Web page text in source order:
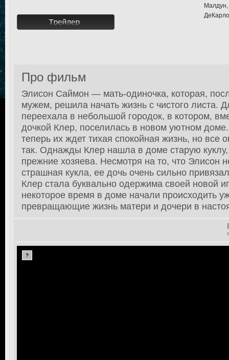
Про фильм
Элисон Саймон — мать-одиночка, которая,
мужем, решила начать жизнь с чистого листа.
переехала в небольшой городок, в котором,
дочкой Клер, поселилась в новом уютном
теперь их ждет тихая спокойная жизнь, но все
так. Однажды Клер нашла в доме старую
прежние хозяева. Несмотря на то, что Элисон
страшная кукла, ее дочь очень сильно
Клер стала буквально одержима своей новой
некоторое время в доме начали происходить
превращающие жизнь матери и дочери в
?